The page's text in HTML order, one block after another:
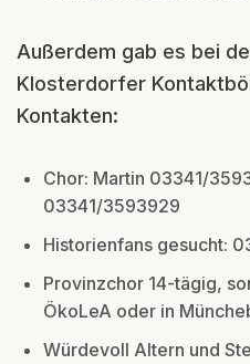
Außerdem gab es bei
Klosterdorfer
Kontakten:
Chor: Martin 03341/
03341/3593929
Historienfans gesucht:
Provinzchor 14-tägig,
ÖkoLeA oder in
Würdevoll Altern und